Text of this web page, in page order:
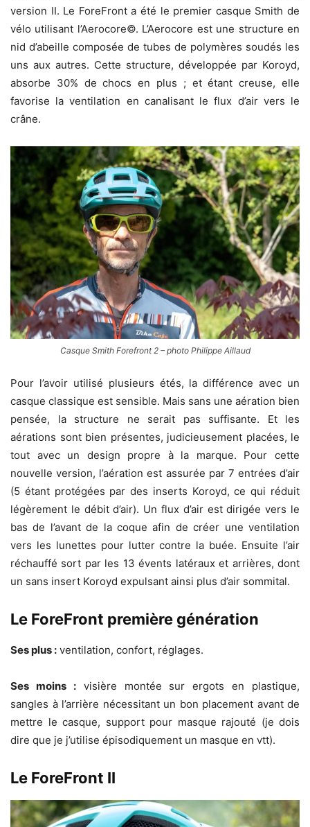
version II. Le ForeFront a été le premier casque Smith de
vélo utilisant l’Aerocore©. L’Aerocore est une structure en
nid d’abeille composée de tubes de polymères soudés les
uns aux autres. Cette structure, développée par Koroyd,
absorbe 30% de chocs en plus ; et étant creuse, elle
favorise la ventilation en canalisant le flux d’air vers le
crâne.
Casque Smith Forefront 2 – photo Philippe Aillaud
Pour l’avoir utilisé plusieurs étés, la différence avec un
casque classique est sensible. Mais sans une aération bien
pensée, la structure ne serait pas suffisante. Et les
aérations sont bien présentes, judicieusement placées, le
tout avec un design propre à la marque. Pour cette
nouvelle version, l’aération est assurée par 7 entrées d’air
(5 étant protégées par des inserts Koroyd, ce qui réduit
légèrement le débit d’air). Un flux d’air est dirigée vers le
bas de l’avant de la coque afin de créer une ventilation
vers les lunettes pour lutter contre la buée. Ensuite l’air
réchauffé sort par les 13 évents latéraux et arrières, dont
un sans insert Koroyd expulsant ainsi plus d’air sommital.
Le ForeFront première génération
Ses plus : ventilation, confort, réglages.
Ses moins :visière montée sur ergots en plastique,
sangles à l’arrière nécessitant un bon placement avant de
mettre le casque, support pour masque rajouté (je dois
dire que je j’utilise épisodiquement un masque en vtt).
Le ForeFront II